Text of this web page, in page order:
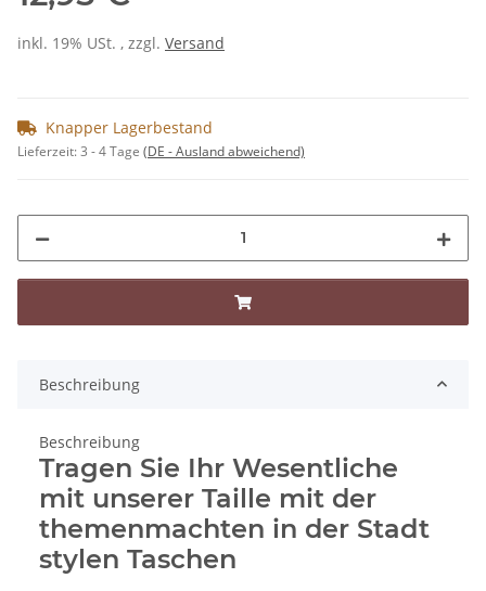
inkl. 19% USt. , zzgl. Versand
Knapper Lagerbestand
Lieferzeit:3 - 4 Tage (DE - Ausland abweichend)
Beschreibung
Beschreibung
Tragen Sie Ihr Wesentliche
mit unserer Taille mit der
themenmachten in der Stadt
stylen Taschen